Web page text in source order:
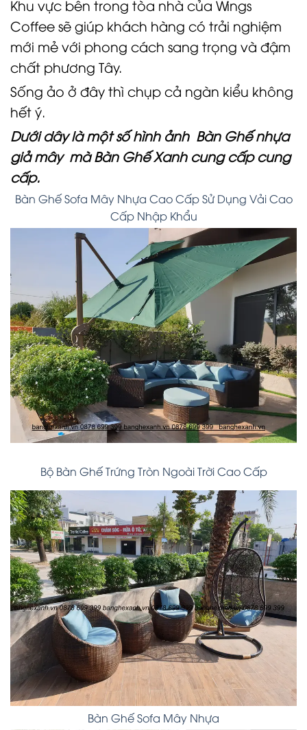
Khu vực bên trong tòa nhà của Wings
Coffee sẽ giúp khách hàng có trải nghiệm
mới mẻ với phong cách sang trọng và đậm
chất phương Tây.
Sống ảo ở đây thì chụp cả ngàn kiểu không
hết ý.
Dưới dây là một số hình ảnh Bàn Ghế nhựa
giả mây mà Bàn Ghế Xanh cung cấp cung
cấp.
Bàn Ghế Sofa Mây Nhựa Cao Cấp Sử Dụng Vải Cao
Cấp Nhập Khẩu
Bộ Bàn Ghế Trứng Tròn Ngoài Trời Cao Cấp
Bàn Ghế Sofa Mây Nhựa